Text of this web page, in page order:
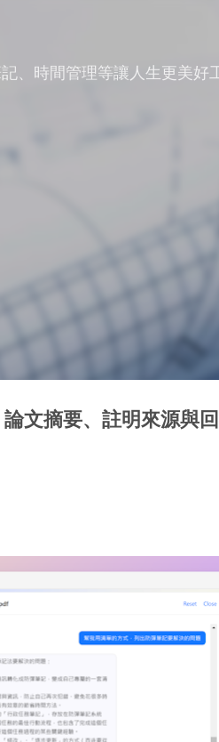
、時間管理等讓人生更美好
論文摘要、註明來源與